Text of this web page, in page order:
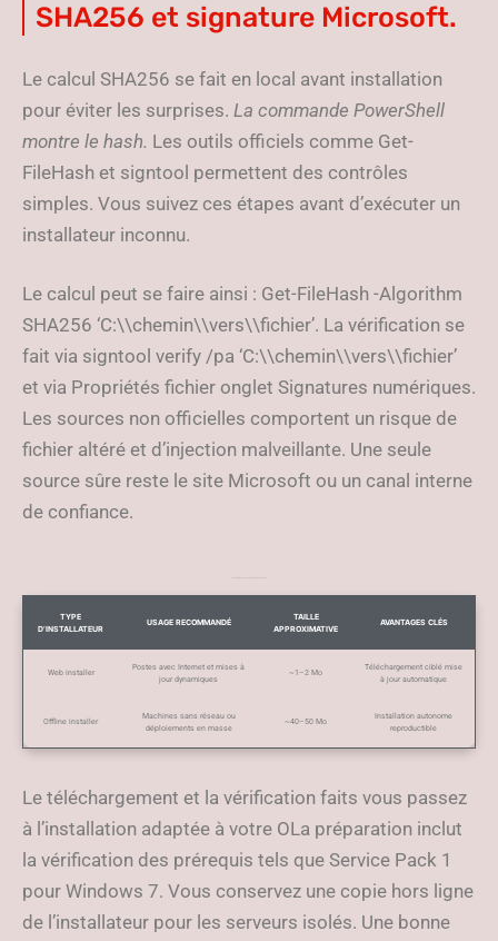
SHA256 et signature Microsoft.
Le calcul SHA256 se fait en local avant installation
pour éviter les surprises. La commande PowerShell
montre le hash. Les outils officiels comme Get-
FileHash et signtool permettent des contrôles
simples. Vous suivez ces étapes avant d’exécuter un
installateur inconnu.
Le calcul peut se faire ainsi : Get-FileHash -Algorithm
SHA256 ‘C:\\chemin\\vers\\fichier’. La vérification se
fait via signtool verify /pa ‘C:\\chemin\\vers\\fichier’
et via Propriétés fichier onglet Signatures numériques.
Les sources non officielles comportent un risque de
fichier altéré et d’injection malveillante. Une seule
source sûre reste le site Microsoft ou un canal interne
de confiance.
TYPE
D’INSTALLATEUR
USAGE RECOMMANDÉ
TAILLE
APPROXIMATIVE
AVANTAGES CLÉS
Web installer
Postes avec Internet et mises à
jour dynamiques
~1–2 Mo
Téléchargement ciblé mise
à jour automatique
Offline installer
Machines sans réseau ou
déploiements en masse
~40–50 Mo
Installation autonome
reproductible
Le téléchargement et la vérification faits vous passez
à l’installation adaptée à votre OLa préparation inclut
la vérification des prérequis tels que Service Pack 1
pour Windows 7. Vous conservez une copie hors ligne
de l’installateur pour les serveurs isolés. Une bonne